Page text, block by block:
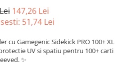
147,26 Lei
51,74 Lei
cu Gamegenic Sidekick PRO 100+ XL
UV si spatiu pentru 100+ carti
✨